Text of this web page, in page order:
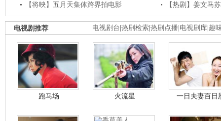
【将映】五月天集体跨界拍电影
【热剧】姜文马
电视剧台 热剧检索 热剧点播 电视剧库 趣
电视剧推荐
跑马场 火流星 一日夫妻百日